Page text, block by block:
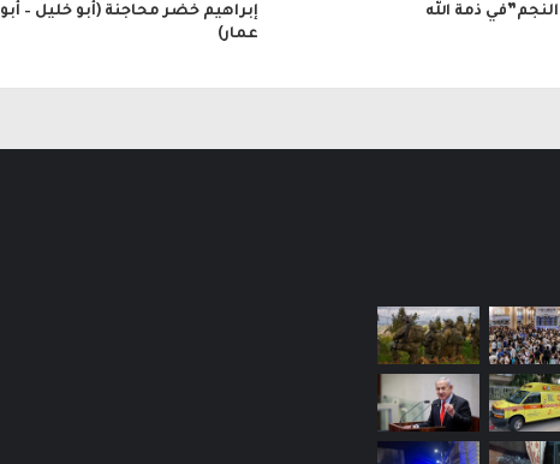
النجم”في ذمة الله
إبراهيم خضر محاجنة (أبو خليل – أبو
عمار)